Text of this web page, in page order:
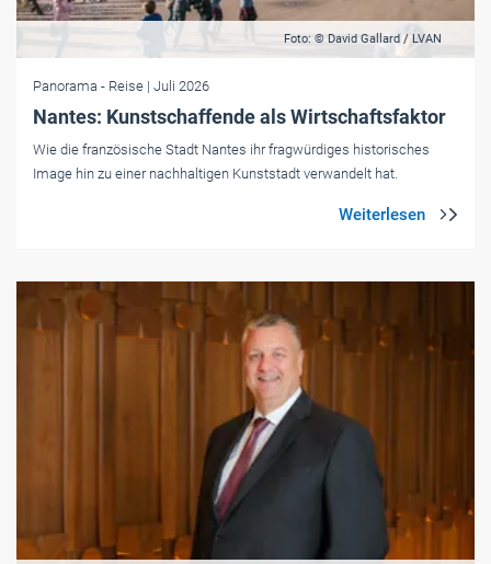
Foto: © David Gallard / LVAN
Panorama - Reise | Juli 2026
Nantes: Kunstschaffende als Wirtschaftsfaktor
Wie die französische Stadt Nantes ihr fragwürdiges historisches
Image hin zu einer nachhaltigen Kunststadt verwandelt hat.